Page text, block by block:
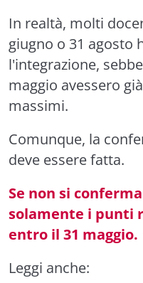
In realtà, molti
giugno o 31 agosto
l'integrazione,
maggio avessero
massimi.
Comunque, la
deve essere fatta.
Se non si
solamente i punti
entro il 31 maggio.
Leggi anche: